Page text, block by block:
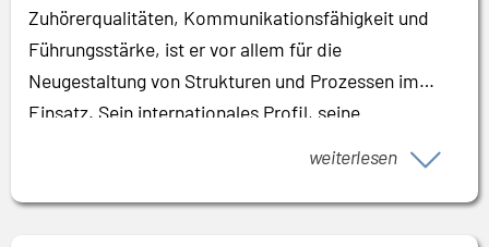
Zuhörerqualitäten, Kommunikationsfähigkeit und
Führungsstärke, ist er vor allem für die
Neugestaltung von Strukturen und Prozessen im
Einsatz. Sein internationales Profil, seine
schnell in Problemstellungen einzuarbeiten, sind die
Grundlage, um komplexe Projekte erfolgreich
weiterlesen